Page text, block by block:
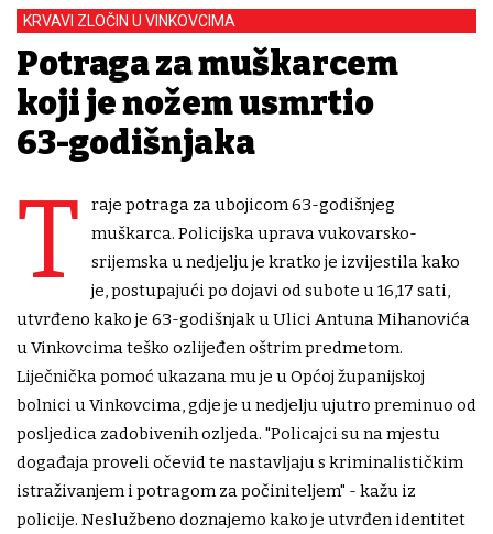
KRVAVI ZLOČIN U VINKOVCIMA
Potraga za muškarcem
koji je nožem usmrtio
63-godišnjaka
T
raje potraga za ubojicom 63-godišnjeg
muškarca. Policijska uprava vukovarsko-
srijemska u nedjelju je kratko je izvijestila kako
je, postupajući po dojavi od subote u 16,17 sati,
utvrđeno kako je 63-godišnjak u Ulici Antuna Mihanovića
u Vinkovcima teško ozlijeđen oštrim predmetom.
Liječnička pomoć ukazana mu je u Općoj županijskoj
bolnici u Vinkovcima, gdje je u nedjelju ujutro preminuo od
posljedica zadobivenih ozljeda. "Policajci su na mjestu
događaja proveli očevid te nastavljaju s kriminalističkim
istraživanjem i potragom za počiniteljem" - kažu iz
policije. Neslužbeno doznajemo kako je utvrđen identitet